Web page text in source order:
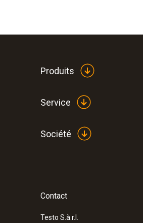
Produits
Service
Société
Contact
Testo S.à.r.l.